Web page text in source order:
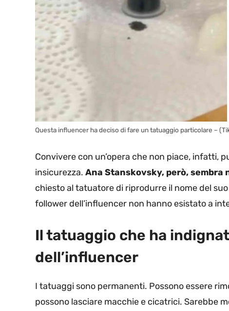
Questa influencer ha deciso di fare un tatuaggio particolare –
Convivere con un’opera che non piace, infatti,
insicurezza. Ana Stanskovsky, però, sembra
chiesto al tatuatore di riprodurre il nome del
follower dell’influencer non hanno esistato a
Il tatuaggio che ha
dell’influencer
I tatuaggi sono permanenti. Possono essere
possono lasciare macchie e cicatrici. Sarebbe